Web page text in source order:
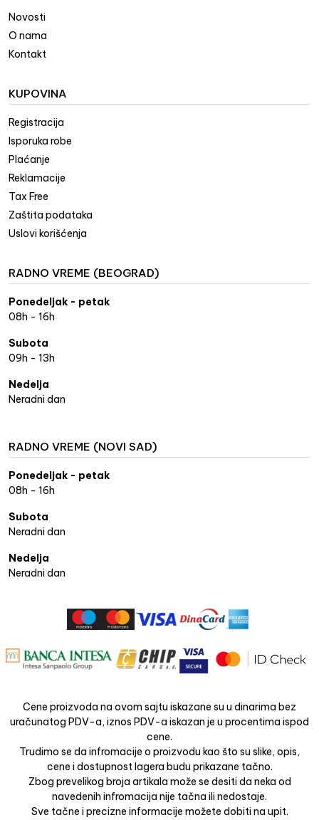
Novosti
O nama
Kontakt
KUPOVINA
Registracija
Isporuka robe
Plaćanje
Reklamacije
Tax Free
Zaštita podataka
Uslovi korišćenja
RADNO VREME (BEOGRAD)
Ponedeljak - petak
08h - 16h
Subota
09h - 13h
Nedelja
Neradni dan
RADNO VREME (NOVI SAD)
Ponedeljak - petak
08h - 16h
Subota
Neradni dan
Nedelja
Neradni dan
Cene proizvoda na ovom sajtu iskazane su u dinarima bez
uračunatog PDV-a, iznos PDV-a iskazan je u procentima ispod
cene.
Trudimo se da infromacije o proizvodu kao što su slike, opis,
cene i dostupnost lagera budu prikazane tačno.
Zbog prevelikog broja artikala može se desiti da neka od
navedenih infromacija nije tačna ili nedostaje.
Sve tačne i precizne informacije možete dobiti na upit.